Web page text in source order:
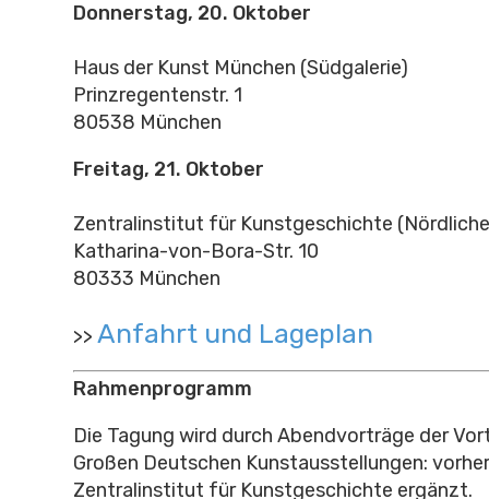
Donnerstag, 20. Oktober
Haus der Kunst München (Südgalerie)
Prinzregentenstr. 1
80538 München
Freitag, 21. Oktober
Zentralinstitut für Kunstgeschichte
Katharina-von-Bora-Str. 10
80333 München
>> Anfahrt und Lageplan
Rahmenprogramm
Die Tagung wird durch Abendvorträge der
Großen Deutschen Kunstausstellungen:
Zentralinstitut für Kunstgeschichte ergänzt.